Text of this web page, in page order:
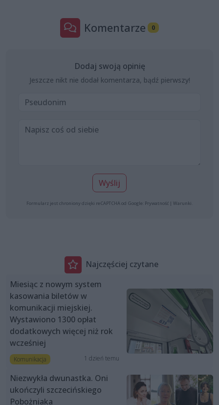
Komentarze 0
Dodaj swoją opinię
Jeszcze nikt nie dodał komentarza, bądź pierwszy!
Wyślij
Formularz jest chroniony dzięki reCAPTCHA od Google: Prywatność | Warunki
Najczęściej czytane
Miesiąc z nowym system
kasowania biletów w
komunikacji miejskiej.
Wystawiono 1300 opłat
dodatkowych więcej niż rok
wcześniej
Komunikacja 1 dzień temu
Niezwykła dwunastka. Oni
ukończyli szczecińskiego
Pobożniaka